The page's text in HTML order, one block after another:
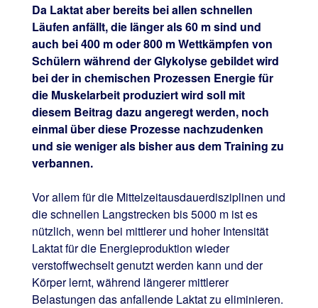
Da Laktat aber bereits bei allen schnellen
Läufen anfällt, die länger als 60 m sind und
auch bei 400 m oder 800 m Wettkämpfen von
Schülern während der Glykolyse gebildet wird
bei der in chemischen Prozessen Energie für
die Muskelarbeit produziert wird soll mit
diesem Beitrag dazu angeregt werden, noch
einmal über diese Prozesse nachzudenken
und sie weniger als bisher aus dem Training zu
verbannen.
Vor allem für die Mittelzeitausdauerdisziplinen und
die schnellen Langstrecken bis 5000 m ist es
nützlich, wenn bei mittlerer und hoher Intensität
Laktat für die Energieproduktion wieder
verstoffwechselt genutzt werden kann und der
Körper lernt, während längerer mittlerer
Belastungen das anfallende Laktat zu eliminieren.